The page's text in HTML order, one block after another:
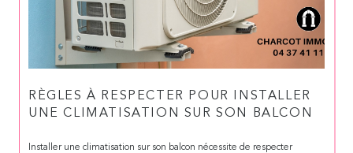
RÈGLES À RESPECTER POUR INSTALLER
UNE CLIMATISATION SUR SON BALCON
Installer une climatisation sur son balcon nécessite de respecter